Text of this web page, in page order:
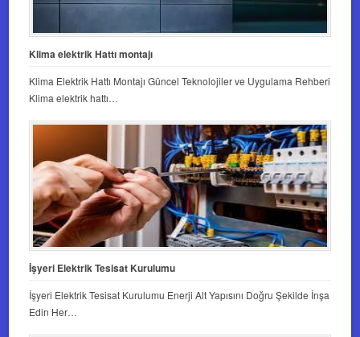
Klima elektrik Hattı montajı
Klima Elektrik Hattı Montajı Güncel Teknolojiler ve Uygulama Rehberi
Klima elektrik hattı…
İşyeri Elektrik Tesisat Kurulumu
İşyeri Elektrik Tesisat Kurulumu Enerji Alt Yapısını Doğru Şekilde İnşa
Edin Her…